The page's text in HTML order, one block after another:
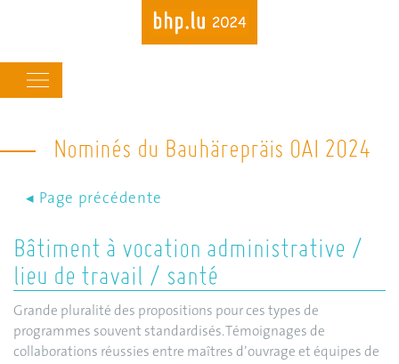
Skip
to
navigation
Nominés du Bauhärepräis OAI 2024
Bâtiment à vocation administrative /
lieu de travail / santé
Grande pluralité des propositions pour ces types de
programmes souvent standardisés. Témoignages de
collaborations réussies entre maîtres d’ouvrage et équipes de